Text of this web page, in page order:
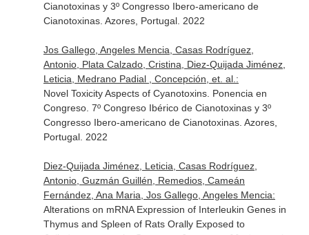
Cianotoxinas y 3º Congresso Ibero-americano de
Cianotoxinas. Azores, Portugal. 2022
Jos Gallego, Angeles Mencia, Casas Rodríguez,
Antonio, Plata Calzado, Cristina, Diez-Quijada Jiménez,
Leticia, Medrano Padial , Concepción, et. al.:
Novel Toxicity Aspects of Cyanotoxins. Ponencia en
Congreso. 7º Congreso Ibérico de Cianotoxinas y 3º
Congresso Ibero-americano de Cianotoxinas. Azores,
Portugal. 2022
Diez-Quijada Jiménez, Leticia, Casas Rodríguez,
Antonio, Guzmán Guillén, Remedios, Cameán
Fernández, Ana Maria, Jos Gallego, Angeles Mencia:
Alterations on mRNA Expression of Interleukin Genes in
Thymus and Spleen of Rats Orally Exposed to